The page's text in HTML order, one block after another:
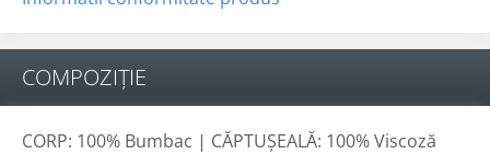
COMPOZIȚIE
CORP: 100% Bumbac | CĂPTUȘEALĂ: 100% Viscoză